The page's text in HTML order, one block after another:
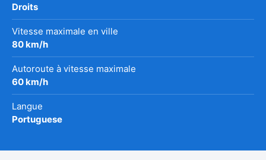
Droits
Vitesse maximale en ville
80 km/h
Autoroute à vitesse maximale
60 km/h
Langue
Portuguese